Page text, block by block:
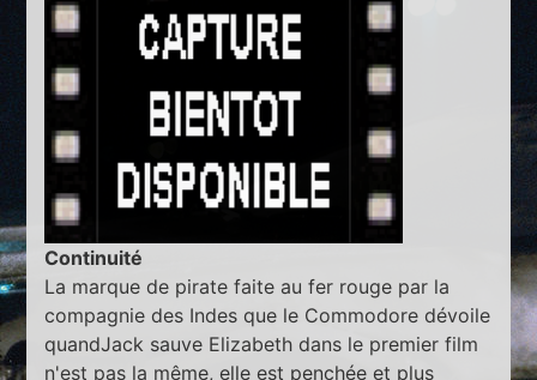
Continuité
La marque de pirate faite au fer rouge par la
compagnie des Indes que le Commodore dévoile
quandJack sauve Elizabeth dans le premier film
n'est pas la même, elle est penchée et plus